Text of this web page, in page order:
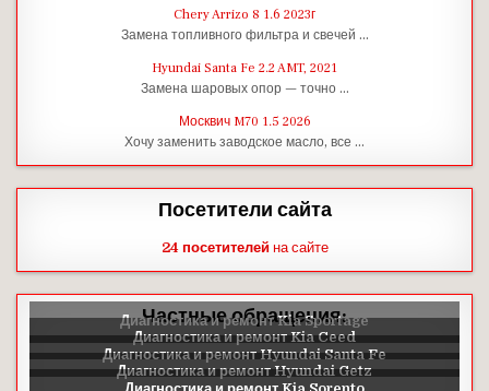
Chery Arrizo 8 1.6 2023г
Замена топливного фильтра и свечей …
Hyundai Santa Fe 2.2 AMT, 2021
Замена шаровых опор — точно …
Москвич M70 1.5 2026
Хочу заменить заводское масло, все …
Посетители сайта
24 посетителейна сайте
Частные обращения: